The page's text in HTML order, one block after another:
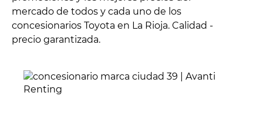
mercado de todos y cada uno de los
concesionarios Toyota en La Rioja. Calidad -
precio garantizada.